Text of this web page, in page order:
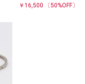
￥16,500
〔50%OFF〕